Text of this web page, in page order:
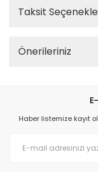
Taksit
Önerileriniz
Haber listemize kayıt